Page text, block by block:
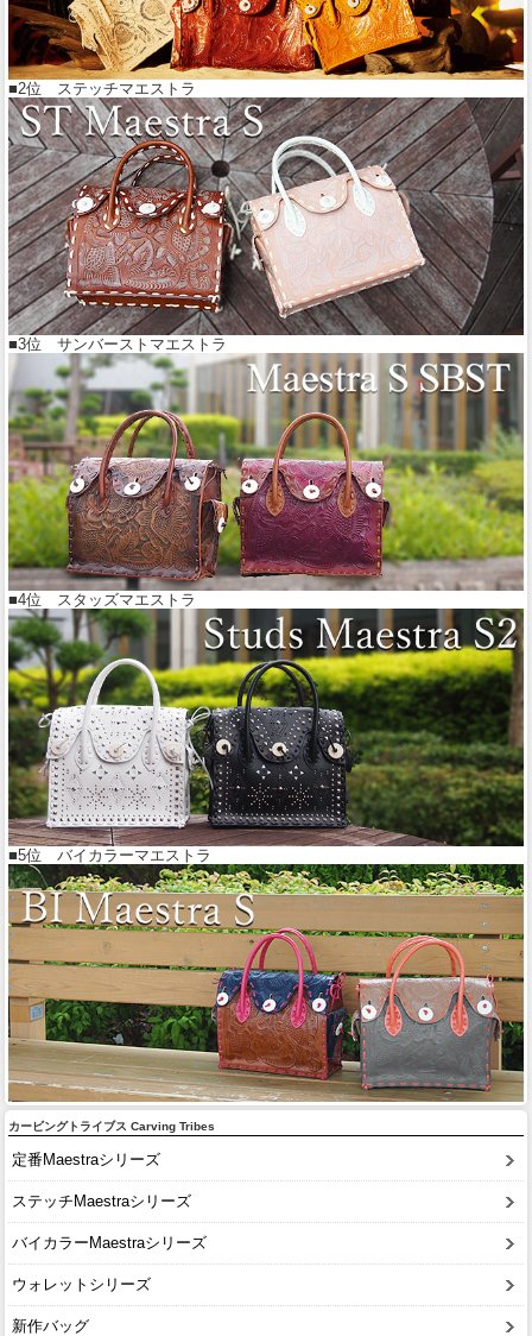
■2位 ステッチマエストラ
■3位 サンバーストマエストラ
■4位 スタッズマエストラ
■5位 バイカラーマエストラ
カービングトライブス Carving Tribes
定番Maestraシリーズ
ステッチMaestraシリーズ
バイカラーMaestraシリーズ
ウォレットシリーズ
新作バッグ